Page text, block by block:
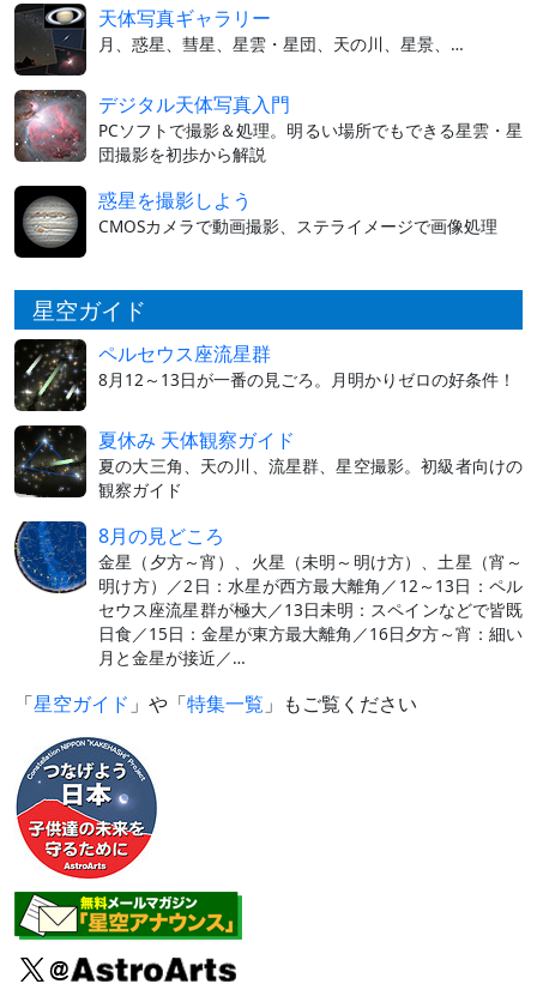
天体写真ギャラリー
月、惑星、彗星、星雲・星団、天の川、星景、…
デジタル天体写真入門
PCソフトで撮影＆処理。明るい場所でもできる星雲・星
団撮影を初歩から解説
惑星を撮影しよう
CMOSカメラで動画撮影、ステライメージで画像処理
星空ガイド
ペルセウス座流星群
8月12～13日が一番の見ごろ。月明かりゼロの好条件！
夏休み 天体観察ガイド
夏の大三角、天の川、流星群、星空撮影。初級者向けの
観察ガイド
8月の見どころ
金星（夕方～宵）、火星（未明～明け方）、土星（宵～
明け方）／2日：水星が西方最大離角／12～13日：ペル
セウス座流星群が極大／13日未明：スペインなどで皆既
日食／15日：金星が東方最大離角／16日夕方～宵：細い
月と金星が接近／…
「星空ガイド 」や「特集一覧 」もご覧ください